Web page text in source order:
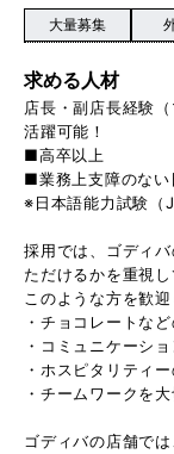
大量募集
求める人材
店長・副店長経験
活躍可能！
■高卒以上
■業務上支障のない
※日本語能力試験（
採用では、ゴディ
ただけるかを重視し
このような方を歓迎
・チョコレートな
・コミュニケーシ
・ホスピタリティ
・チームワークを
ゴディバの店舗で